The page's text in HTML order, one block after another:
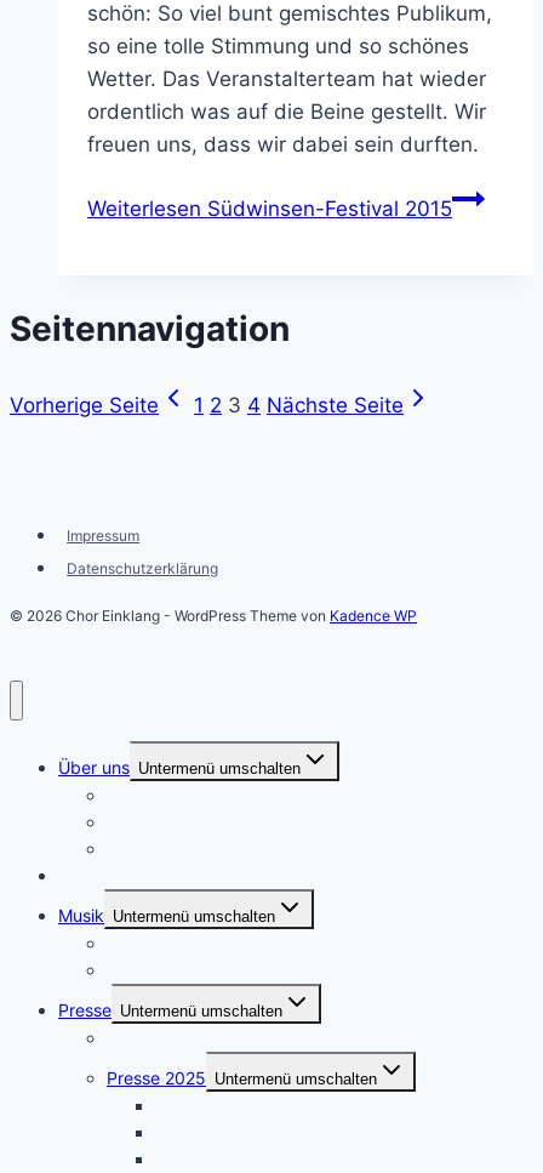
schön: So viel bunt gemischtes Publikum,
so eine tolle Stimmung und so schönes
Wetter. Das Veranstalterteam hat wieder
ordentlich was auf die Beine gestellt. Wir
freuen uns, dass wir dabei sein durften.
Weiterlesen Südwinsen-Festival 2015
Seitennavigation
Vorherige Seite 1 2 3 4 Nächste Seite
Impressum
Datenschutzerklärung
© 2026 Chor Einklang - WordPress Theme von Kadence WP
Über uns Untermenü umschalten
Musik Untermenü umschalten
Presse Untermenü umschalten
Presse 2025 Untermenü umschalten